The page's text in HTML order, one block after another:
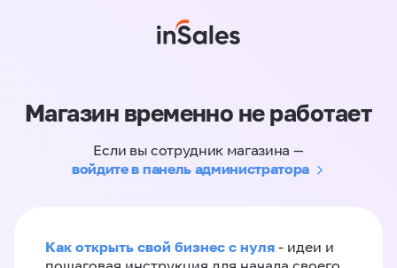
Магазин временно не работает
Если вы сотрудник магазина —
войдите в панель администратора
Как открыть свой бизнес с нуля - идеи и